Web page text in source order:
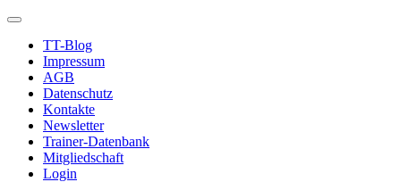
TT-Blog
Impressum
AGB
Datenschutz
Kontakte
Newsletter
Trainer-Datenbank
Mitgliedschaft
Login